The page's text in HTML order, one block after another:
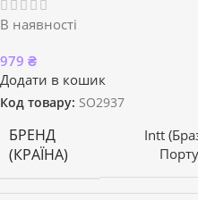
В наявності
979 ₴
Додати в кошик
Код товару: SO2937
БРЕНД
(КРАЇНА)
Intt